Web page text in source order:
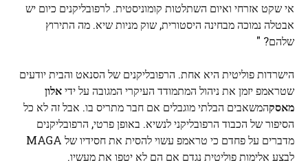
אי שקט אזרחי ואיום השתלטות קומוניסטית. לרפובליקנים כיום יש
אבטלה נמוכה מבחינה היסטורית, שוק מניות שיא. מה התירוץ
שלהם? "
הישרדות פוליטית היא אחת. הרפובליקנים של הסנאט והבית יודעים
שטראמפ יזמן את ניהול המתמודד העיקרי המגובה על ידיאלון
מאסקהמשאבים הבלתי מוגבלים אם חבר מתריס בו. אבל זה לא כל
הסיפור של הכבוד הרפובליקני לנשיא. באופן פרטי, הרפובליקנים
מדברים על פחדם כי טראמפ עשוי להסית את חסידיו של MAGA
לבצע אלימות פוליטית נגדם אם הם לא יטפו את מעשיו.